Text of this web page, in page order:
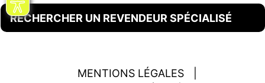
RECHERCHER UN REVENDEUR SPÉCIALISÉ
MENTIONS LÉGALES